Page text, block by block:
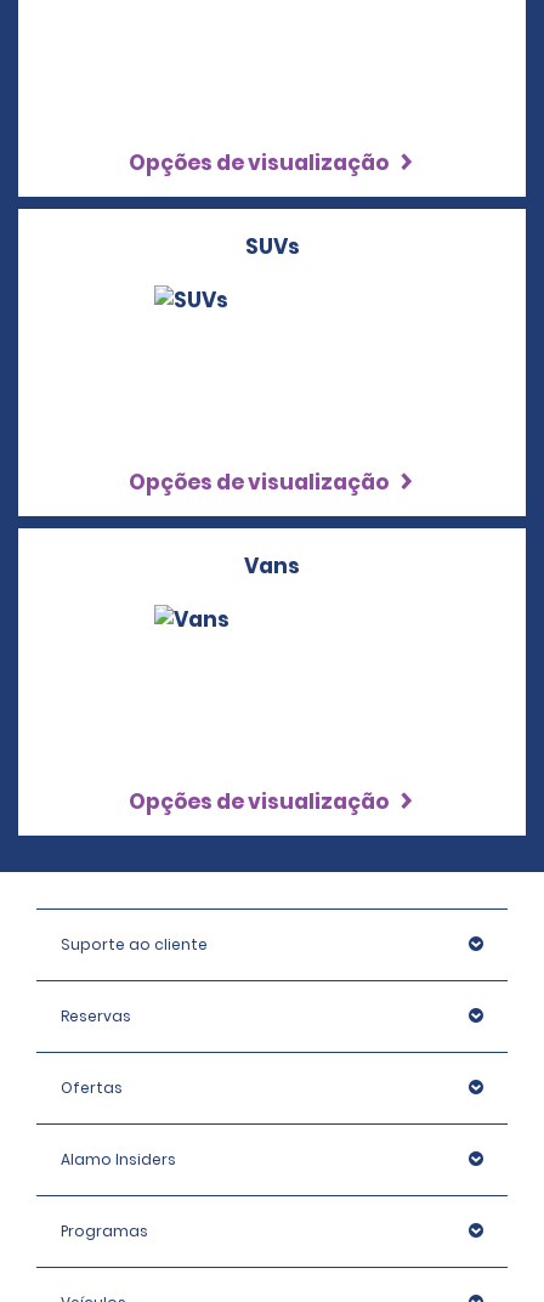
Opções de visualização
SUVs
Opções de visualização
Vans
Opções de visualização
Suporte ao cliente
Reservas
Ofertas
Alamo Insiders
Programas